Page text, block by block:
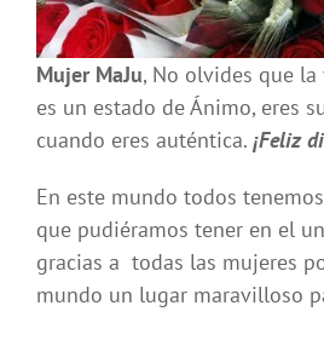
Mujer MaJu, No olvides que
es un estado de Ánimo, eres
cuando eres auténtica. ¡Feliz
En este mundo todos
que pudiéramos tener en el
gracias a todas las mujeres
mundo un lugar maravilloso